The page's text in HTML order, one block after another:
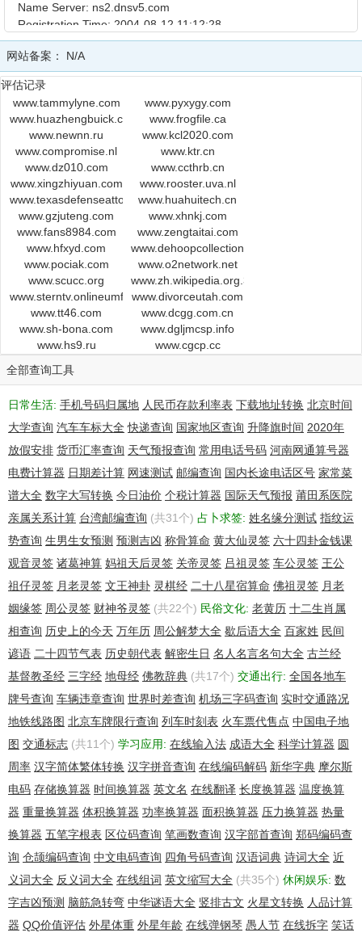
Name Server: ns2.dnsv5.com
Registration Time: 2004-08-12 11:12:28
Expiration Time: 2020-08-12 11:12:28
DNSSEC: unsigned
网站备案： N/A
评估记录
www.tammylyne.com
www.pyxygy.com
www.huazhengbuick.com
www.frogfile.ca
www.newnn.ru
www.kcl2020.com
www.compromise.nl
www.ktr.cn
www.dz010.com
www.ccthrb.cn
www.xingzhiyuan.com
www.rooster.uva.nl
www.texasdefenseattorney.comwww.huahuitech.cn
www.gzjuteng.com
www.xhnkj.com
www.fans8984.com
www.zengtaitai.com
www.hfxyd.com
www.dehoopcollection.com
www.pociak.com
www.o2network.net
www.scucc.org
www.zh.wikipedia.org.33855.999zjw.cn
www.sterntv.onlineumfragen.comwww.divorceutah.com
www.tt46.com
www.dcgg.com.cn
www.sh-bona.com
www.dgljmcsp.info
www.hs9.ru
www.cgcp.cc
全部查询工具
日常生活: 手机号码归属地 人民币存款利率表 下载地址转换 北京时间
大学查询 汽车车标大全 快递查询 国家地区查询 升降旗时间 2020年
放假安排 货币汇率查询 天气预报查询 常用电话号码 河南网通算号器
电费计算器 日期差计算 网速测试 邮编查询 国内长途电话区号 家常菜
谱大全 数字大写转换 今日油价 个税计算器 国际天气预报 莆田系医院
亲属关系计算 台湾邮编查询 (共31个) 占卜求签: 姓名缘分测试 指纹运
势查询 生男生女预测 预测吉凶 称骨算命 黄大仙灵签 六十四卦金钱课
观音灵签 诸葛神算 妈祖天后灵签 关帝灵签 吕祖灵签 车公灵签 王公
祖仔灵签 月老灵签 文王神卦 灵棋经 二十八星宿算命 佛祖灵签 月老
姻缘签 周公灵签 财神爷灵签 (共22个) 民俗文化: 老黄历 十二生肖属
相查询 历史上的今天 万年历 周公解梦大全 歇后语大全 百家姓 民间
谚语 二十四节气表 历史朝代表 解密生日 名人名言名句大全 古兰经
基督教圣经 三字经 地母经 佛教辞典 (共17个) 交通出行: 全国各地车
牌号查询 车辆违章查询 世界时差查询 机场三字码查询 实时交通路况
地铁线路图 北京车牌限行查询 列车时刻表 火车票代售点 中国电子地
图 交通标志 (共11个) 学习应用: 在线输入法 成语大全 科学计算器 圆
周率 汉字简体繁体转换 汉字拼音查询 在线编码解码 新华字典 摩尔斯
电码 存储换算器 时间换算器 英文名 在线翻译 长度换算器 温度换算
器 重量换算器 体积换算器 功率换算器 面积换算器 压力换算器 热量
换算器 五笔字根表 区位码查询 笔画数查询 汉字部首查询 郑码编码查
询 仓颉编码查询 中文电码查询 四角号码查询 汉语词典 诗词大全 近
义词大全 反义词大全 在线组词 英文缩写大全 (共35个) 休闲娱乐: 数
字吉凶预测 脑筋急转弯 中华谜语大全 竖排古文 火星文转换 人品计算
器 QQ价值评估 外星体重 外星年龄 在线弹钢琴 愚人节 在线拆字 笑话